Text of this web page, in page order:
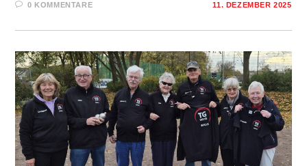
0 KOMMENTARE 11. DEZEMBER 2025